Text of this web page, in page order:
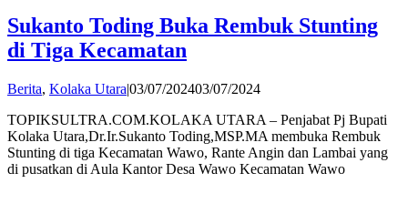
Sukanto Toding Buka Rembuk Stunting
di Tiga Kecamatan
Berita, Kolaka Utara|03/07/202403/07/2024by
Hatta
TOPIKSULTRA.COM.KOLAKA UTARA – Penjabat Pj Bupati
Kolaka Utara,Dr.Ir.Sukanto Toding,MSP.MA membuka Rembuk
Stunting di tiga Kecamatan Wawo, Rante Angin dan Lambai yang
di pusatkan di Aula Kantor Desa Wawo Kecamatan Wawo